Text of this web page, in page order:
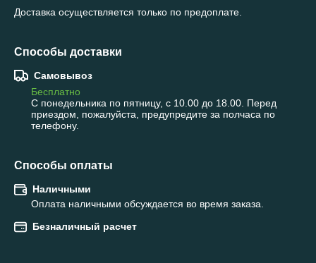
Доставка осуществляется только по предоплате.
Способы доставки
Самовывоз
Бесплатно
С понедельника по пятницу, с 10.00 до 18.00. Перед
приездом, пожалуйста, предупредите за полчаса по
телефону.
Способы оплаты
Наличными
Оплата наличными обсуждается во время заказа.
Безналичный расчет